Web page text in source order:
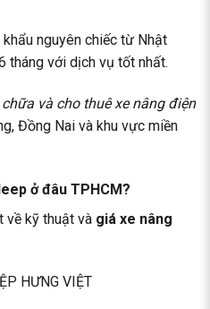
nguyên chiếc từ Nhật
tháng với dịch vụ tốt nhất.
và cho thuê xe nâng điện
Đồng Nai và khu vực miền
ở đâu TPHCM?
về kỹ thuật và giá xe nâng
HƯNG VIỆT